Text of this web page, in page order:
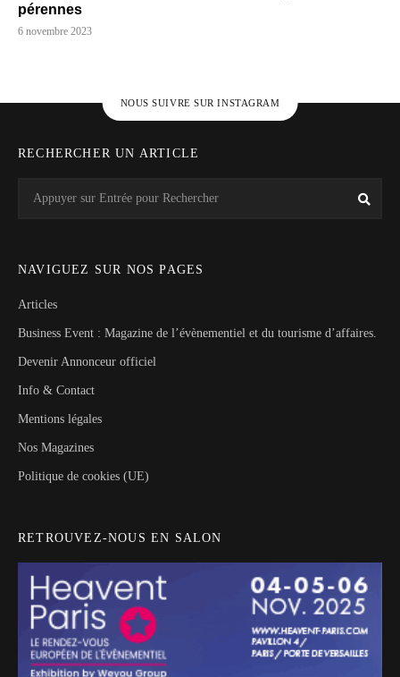
pérennes
6 novembre 2023
NOUS SUIVRE SUR INSTAGRAM
RECHERCHER UN ARTICLE
for:
NAVIGUEZ SUR NOS PAGES
Articles
Business Event : Magazine de l’évènementiel et du tourisme d’affaires.
Devenir Annonceur officiel
Info & Contact
Mentions légales
Nos Magazines
Politique de cookies (UE)
RETROUVEZ-NOUS EN SALON